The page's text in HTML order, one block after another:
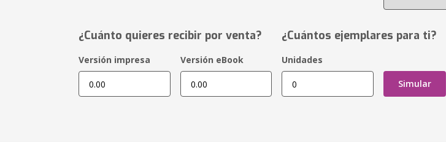
¿Cuánto quieres recibir por venta?
Versión impresa Versión eBook
¿Cuántos ejemplares para ti?
Unidades
Simular